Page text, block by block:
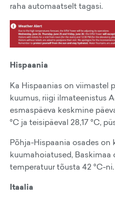
raha automaatselt tagasi.
Hispaania
Ka Hispaanias on viimastel
kuumus, riigi ilmateenistus
esmaspäeva keskmine
°C ja teisipäeval 28,17 °C,
Põhja-Hispaania osades on
kuumahoiatused,
temperatuur tõusta 42 °C-ni.
Itaalia